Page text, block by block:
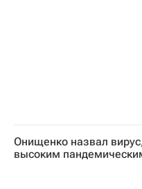
Онищенко назвал
высоким